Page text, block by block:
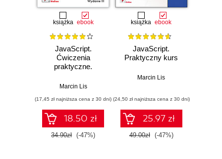
książka ebook
JavaScript.
Ćwiczenia
praktyczne.
Marcin Lis
(17,45 zł najniższa cena z 30 dni)
18.50 zł
34.90zł (-47%)
książka ebook
JavaScript.
Praktyczny kurs
Marcin Lis
(24,50 zł najniższa cena z 30 dni)
25.97 zł
49.00zł (-47%)